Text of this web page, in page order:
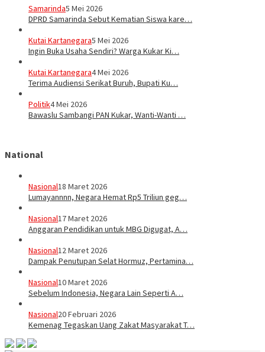
Samarinda5 Mei 2026
DPRD Samarinda Sebut Kematian Siswa kare…
Kutai Kartanegara5 Mei 2026
Ingin Buka Usaha Sendiri? Warga Kukar Ki…
Kutai Kartanegara4 Mei 2026
Terima Audiensi Serikat Buruh, Bupati Ku…
Politik4 Mei 2026
Bawaslu Sambangi PAN Kukar, Wanti-Wanti …
National
Nasional18 Maret 2026
Lumayannnn, Negara Hemat Rp5 Triliun geg…
Nasional17 Maret 2026
Anggaran Pendidikan untuk MBG Digugat, A…
Nasional12 Maret 2026
Dampak Penutupan Selat Hormuz, Pertamina…
Nasional10 Maret 2026
Sebelum Indonesia, Negara Lain Seperti A…
Nasional20 Februari 2026
Kemenag Tegaskan Uang Zakat Masyarakat T…